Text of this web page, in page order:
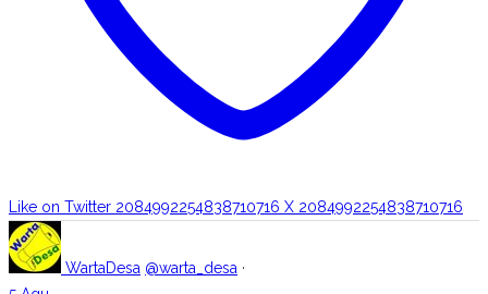
Like on Twitter 2084992254838710716 X 2084992254838710716
WartaDesa @warta_desa ·